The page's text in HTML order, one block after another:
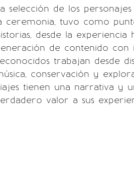
selección de los
ceremonia, tuvo como
desde la
de contenido con
trabajan desde
conservación y
tienen una narrativa y
valor a sus